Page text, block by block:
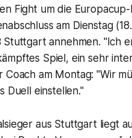
Fight um die Europacup-
am Dienstag
Stuttgart annehmen. "Ich
Spiel, ein sehr
Coach am Montag: "Wir
Duell einstellen."
aus Stuttgart liegt